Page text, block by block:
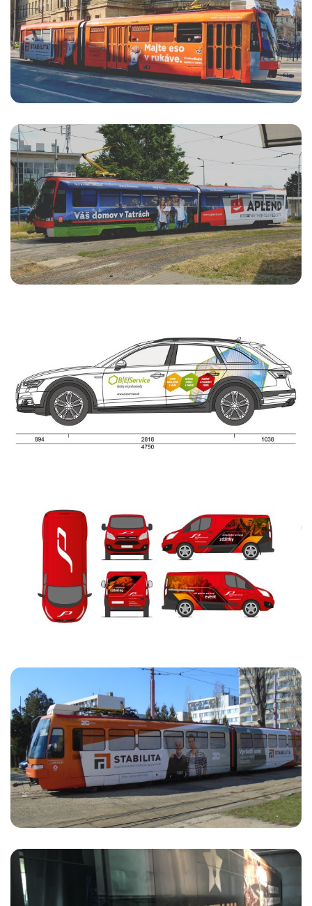
VOZIDIEL
APLEND
CELOPOLEP ELEKTRIČKY PRE
APLEND A KOLIBU KAMZÍK
KORPORÁTNY POLEP VOZIDIEL
Spoločenský pavilón Košice
CELOPOLEP FIREMNÝCH ÁUT
PRE SPOLOČENSKÝ PAVILÓN
KOŠICE
Stabilita
REKLAMNÁ KAMPAŇ S
POLEPMI MHD VOZIDIEL
MONTANA Steakhouse & Bar
DIZAJN POLEPU AUTOBUSOV